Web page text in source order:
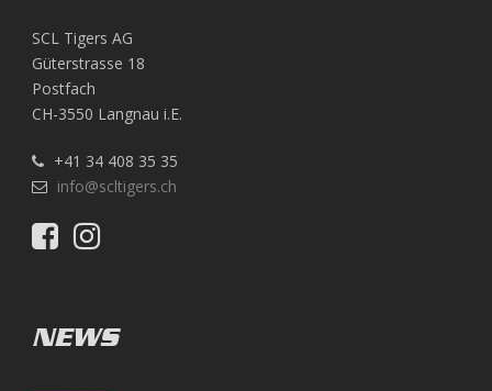
SCL Tigers AG
Güterstrasse 18
Postfach
CH-3550 Langnau i.E.
+41 34 408 35 35
info@scltigers.ch
NEWS